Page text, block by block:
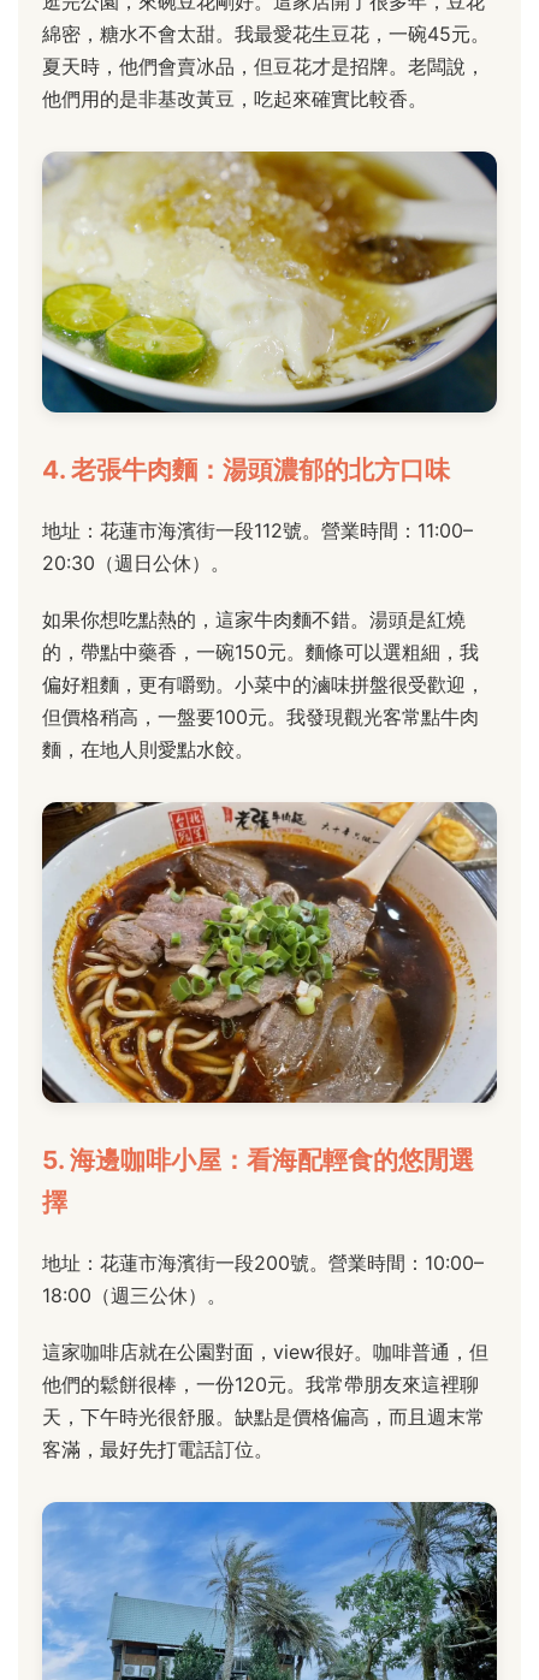
綿密，糖水不會太甜。我最愛花生豆花，一碗45元。
夏天時，他們會賣冰品，但豆花才是招牌。老闆說，
他們用的是非基改黃豆，吃起來確實比較香。
4. 老張牛肉麵：湯頭濃郁的北方口味
地址：花蓮市海濱街一段112號。營業時間：11:00–
20:30（週日公休）。
如果你想吃點熱的，這家牛肉麵不錯。湯頭是紅燒
的，帶點中藥香，一碗150元。麵條可以選粗細，我
偏好粗麵，更有嚼勁。小菜中的滷味拼盤很受歡迎，
但價格稍高，一盤要100元。我發現觀光客常點牛肉
麵，在地人則愛點水餃。
5. 海邊咖啡小屋：看海配輕食的悠閒選
擇
地址：花蓮市海濱街一段200號。營業時間：10:00–
18:00（週三公休）。
這家咖啡店就在公園對面，view很好。咖啡普通，但
他們的鬆餅很棒，一份120元。我常帶朋友來這裡聊
天，下午時光很舒服。缺點是價格偏高，而且週末常
客滿，最好先打電話訂位。